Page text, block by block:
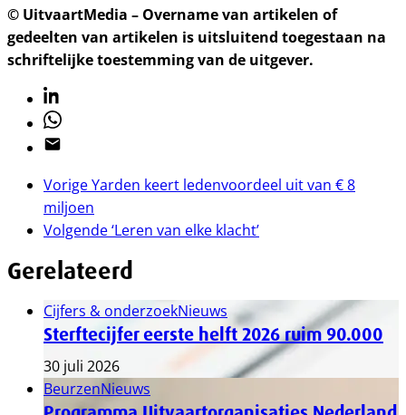
© UitvaartMedia – Overname van artikelen of
gedeelten van artikelen is uitsluitend toegestaan na
schriftelijke toestemming van de uitgever.
Linkedin
Whatsapp
Email
VorigeYarden keert ledenvoordeel uit van € 8
miljoen
Volgende‘Leren van elke klacht’
Gerelateerd
Cijfers & onderzoekNieuws
Sterftecijfer eerste helft 2026 ruim 90.000
30 juli 2026
BeurzenNieuws